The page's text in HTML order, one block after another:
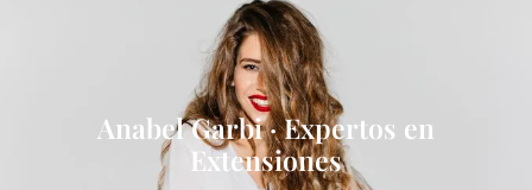
Anabel Garbi · Expertos en
Extensiones